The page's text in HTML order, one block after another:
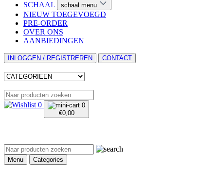
SCHAAL schaal menu
NIEUW TOEGEVOEGD
PRE-ORDER
OVER ONS
AANBIEDINGEN
INLOGGEN / REGISTREREN CONTACT
0
0
€0,00
Menu Categories